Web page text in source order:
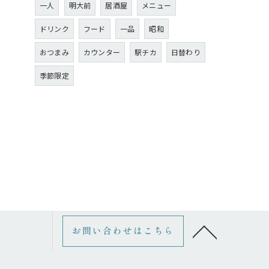
一人 明大前 居酒屋 メニュー
ドリンク フード 一品 昭和
おつまみ カウンター 駅チカ 日替わり
季節限定
お問い合わせはこちら